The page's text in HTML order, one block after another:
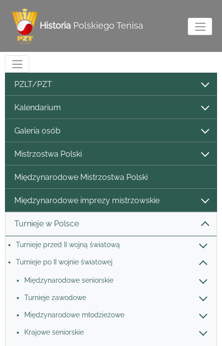
Historia Polskiego Tenisa
PZLT/PZT
Kalendarium
Galeria osób
Mistrzostwa Polski
Międzynarodowe Mistrzostwa Polski
Międzynarodowe imprezy mistrzowskie
Turnieje w Polsce
Turnieje przed II wojną światową
Turnieje po II wojnie światowej
Międzynarodowe seniorskie
Turnieje zawodowe
Międzynarodowe młodzieżowe
Krajowe seniorskie